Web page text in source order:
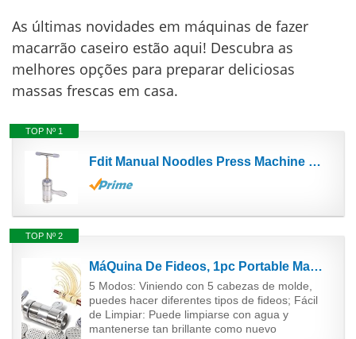
As últimas novidades em máquinas de fazer
macarrão caseiro estão aqui! Descubra as
melhores opções para preparar deliciosas
massas frescas em casa.
TOP Nº 1
Fdit Manual Noodles Press Machine Pasta Fabricante Exprimidor de Jugo de Máquina Herramienta de...
TOP Nº 2
MáQuina De Fideos, 1pc Portable Manual Operado Fabricante De Pasta De Acero Noddle Juicer PresióN...
5 Modos: Viniendo con 5 cabezas de molde,
puedes hacer diferentes tipos de fideos; Fácil
de Limpiar: Puede limpiarse con agua y
mantenerse tan brillante como nuevo